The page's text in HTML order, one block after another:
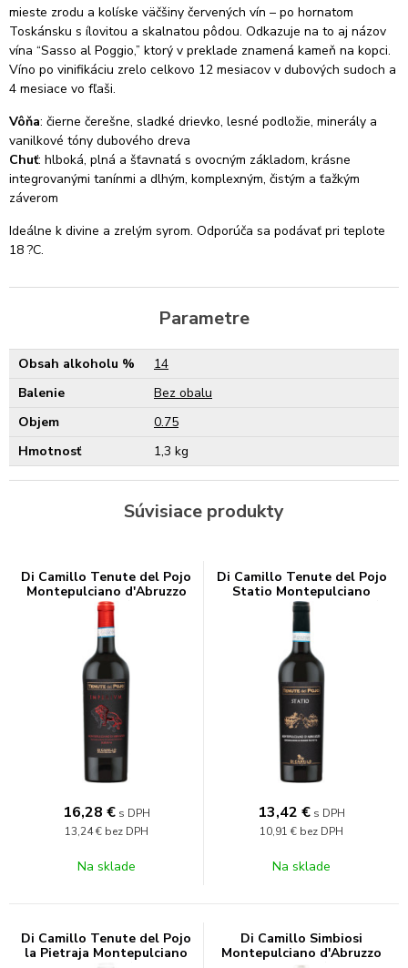
mieste zrodu a kolíske väčšiny červených vín – po hornatom
Toskánsku s ílovitou a skalnatou pôdou. Odkazuje na to aj názov
vína “Sasso al Poggio,” ktorý v preklade znamená kameň na kopci.
Víno po vinifikáciu zrelo celkovo 12 mesiacov v dubových sudoch a
4 mesiace vo fľaši.
Vôňa: čierne čerešne, sladké drievko, lesné podložie, minerály a
vanilkové tóny dubového dreva
Chuť: hlboká, plná a šťavnatá s ovocným základom, krásne
integrovanými tanínmi a dlhým, komplexným, čistým a ťažkým
záverom
Ideálne k divine a zrelým syrom. Odporúča sa podávať pri teplote
18 ?C.
Parametre
Obsah alkoholu %
14
Balenie
Bez obalu
Objem
0.75
Hmotnosť
1,3 kg
Súvisiace produkty
Di Camillo Tenute del Pojo
Montepulciano d'Abruzzo
Riserva 14,5% 0,75l
16,28 € s DPH
13,24 € bez DPH
Na sklade
Di Camillo Tenute del Pojo
Statio Montepulciano
d'Abruzzo Barrique 13,5%
0,75l
13,42 € s DPH
10,91 € bez DPH
Na sklade
Di Camillo Tenute del Pojo
la Pietraja Montepulciano
Di Camillo Simbiosi
Montepulciano d'Abruzzo